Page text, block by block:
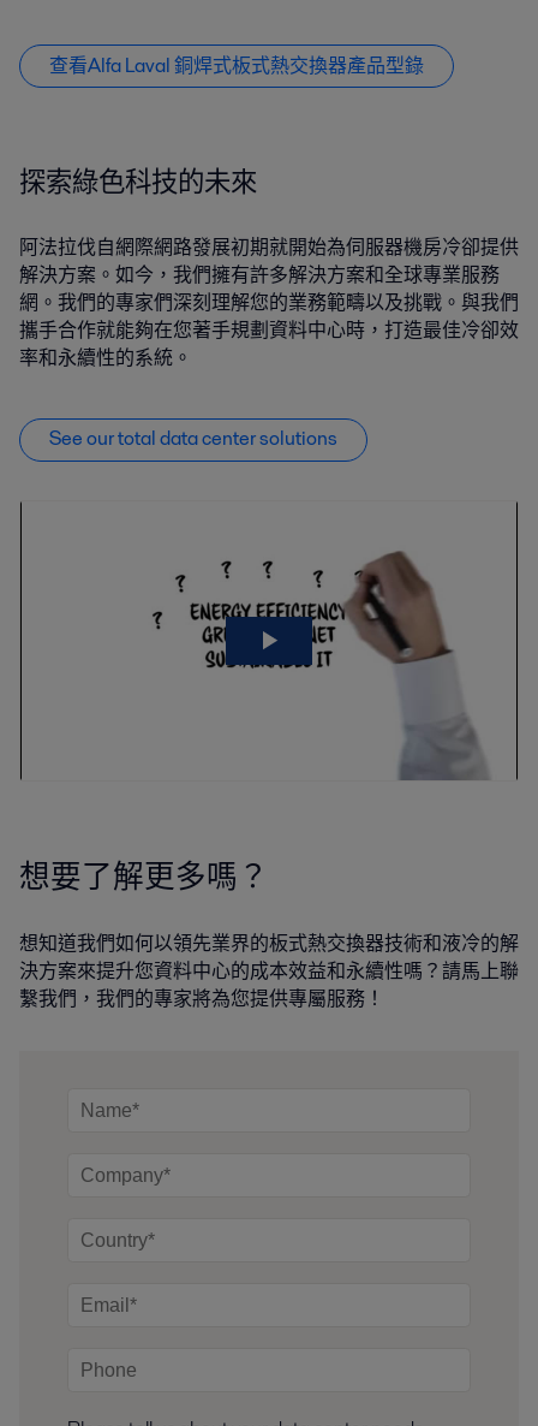
查看Alfa Laval 銅焊式板式熱交換器產品型錄
探索綠色科技的未來
阿法拉伐自網際網路發展初期就開始為伺服器機房冷卻提供
解決方案。如今，我們擁有許多解決方案和全球專業服務
網。我們的專家們深刻理解您的業務範疇以及挑戰。與我們
攜手合作就能夠在您著手規劃資料中心時，打造最佳冷卻效
率和永續性的系統。
See our total data center solutions
想要了解更多嗎？
想知道我們如何以領先業界的板式熱交換器技術和液冷的解
決方案來提升您資料中心的成本效益和永續性嗎？請馬上聯
繫我們，我們的專家將為您提供專屬服務！